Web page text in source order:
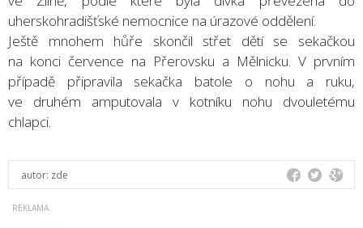
uherskohradišťské nemocnice na úrazové oddělení.
Ještě mnohem hůře skončil střet dětí se sekačkou
na konci července na Přerovsku a Mělnicku. V prvním
případě připravila sekačka batole o nohu a ruku,
ve druhém amputovala v kotníku nohu dvouletému
chlapci.
autor: zde